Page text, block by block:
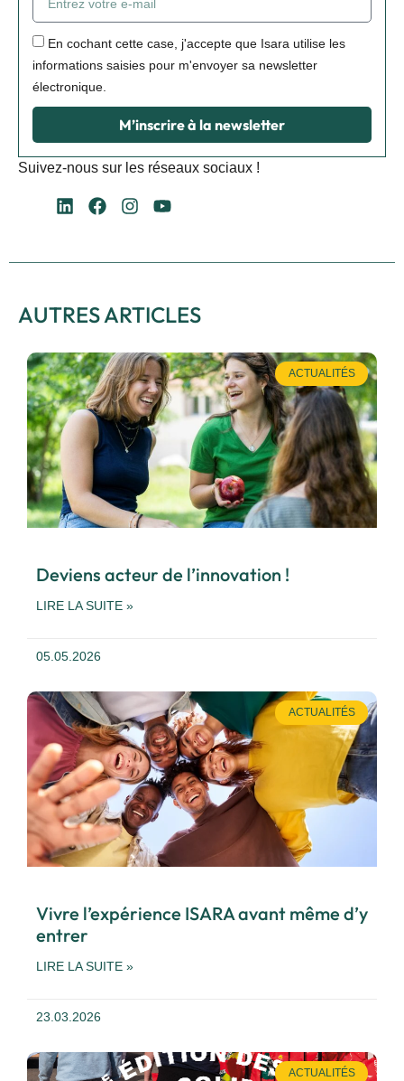
En cochant cette case, j'accepte que Isara utilise les
informations saisies pour m'envoyer sa newsletter
électronique.
M’inscrire à la newsletter
Suivez-nous sur les réseaux sociaux !
AUTRES ARTICLES
ACTUALITÉS
Deviens acteur de l’innovation !
LIRE LA SUITE »
05.05.2026
ACTUALITÉS
Vivre l’expérience ISARA avant même d’y
entrer
LIRE LA SUITE »
23.03.2026
ACTUALITÉS